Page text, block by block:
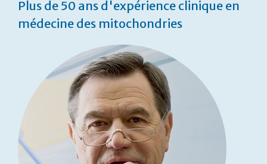
Plus de 50 ans d'expérience clinique en
médecine des mitochondries